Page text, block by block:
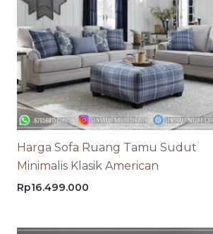
Harga Sofa Ruang Tamu Sudut
Minimalis Klasik American
Rp16.499.000